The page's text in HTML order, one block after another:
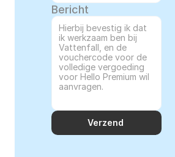
Bericht
Verzend